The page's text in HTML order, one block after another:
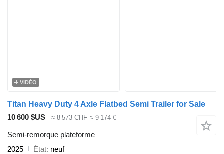
VIDÉO
Titan Heavy Duty 4 Axle Flatbed Semi Trailer for Sale
10 600 $US
≈ 8 573 CHF ≈ 9 174 €
Semi-remorque plateforme
2025
État neuf